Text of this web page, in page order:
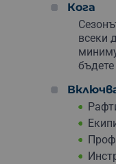
в лодката и
как се
всеки да знае
отпред и дава
Кога
всеки